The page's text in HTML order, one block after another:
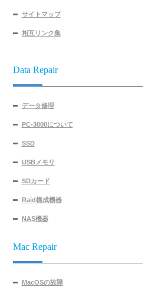
サイトマップ
相互リンク集
Data Repair
データ修理
PC-3000について
SSD
USBメモリ
SDカード
Raid構成機器
NAS機器
Mac Repair
MacOSの故障